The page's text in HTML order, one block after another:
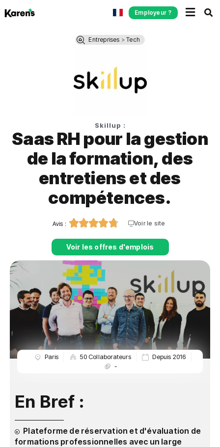
Employeur ?
Entreprises >Tech
Skillup :
Saas RH pour la gestion
de la formation, des
entretiens et des
compétences.
Avis :  Voir le site
Voir les offres d'emplois
Paris 50 Collaborateurs
Depuis 2016
-
En Bref :
Plateforme de réservation et d'évaluation de
formations professionnelles avec un large